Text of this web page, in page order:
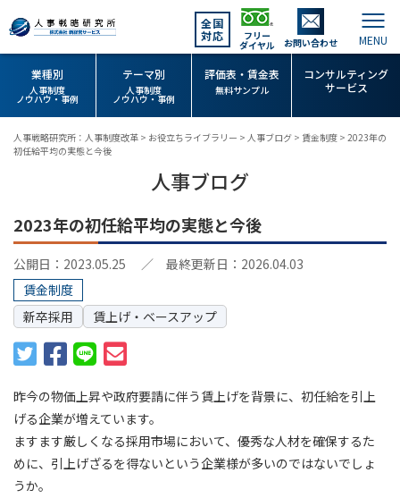
全国
対応
フリー
ダイヤル お問い合わせ
業種別
人事制度
ノウハウ・事例
テーマ別
人事制度
ノウハウ・事例
評価表・賃金表
無料サンプル
コンサルティング
サービス
人事戦略研究所：人事制度改革 > お役立ちライブラリー > 人事ブログ > 賃金制度 > 2023年の
初任給平均の実態と今後
人事ブログ
2023年の初任給平均の実態と今後
公開日：2023.05.25
／ 最終更新日：2026.04.03
賃金制度
新卒採用
賃上げ・ベースアップ
昨今の物価上昇や政府要請に伴う賃上げを背景に、初任給を引上
げる企業が増えています。
ますます厳しくなる採用市場において、優秀な人材を確保するた
めに、引上げざるを得ないという企業様が多いのではないでしょ
うか。